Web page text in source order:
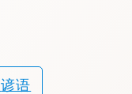
谚语